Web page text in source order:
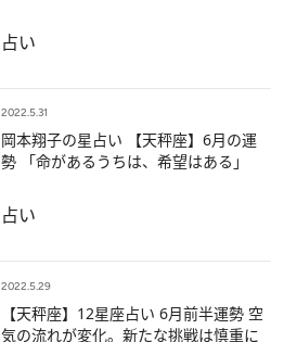
占い
2022.5.31
岡本翔子の星占い 【天秤座】6月の運
勢 「命があるうちは、希望はある」
占い
2022.5.29
【天秤座】12星座占い 6月前半運勢 空
気の流れが変化。新たな挑戦は慎重に